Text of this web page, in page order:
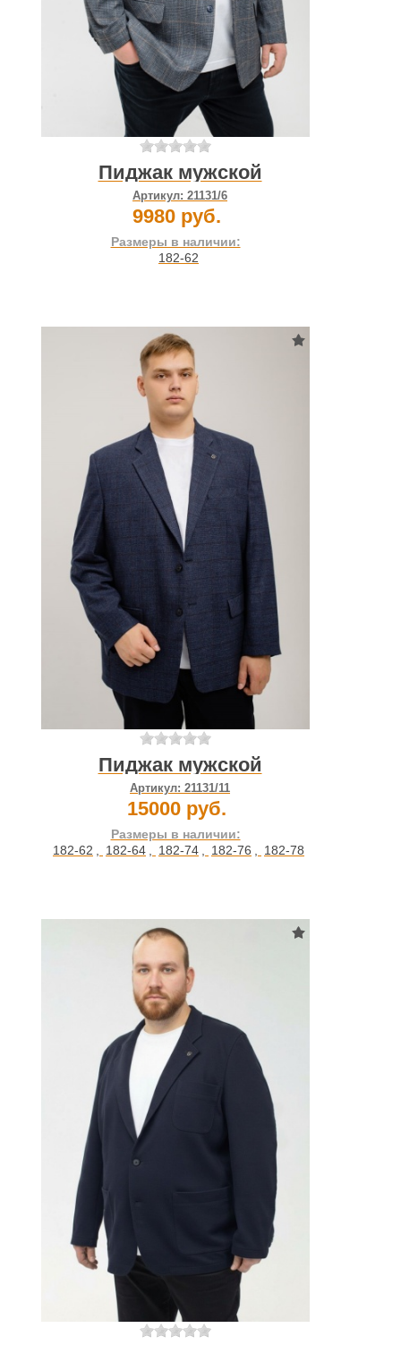
Пиджак мужской
Артикул: 21131/6
9980 руб.
Размеры в наличии:
182-62
Пиджак мужской
Артикул: 21131/11
15000 руб.
Размеры в наличии:
182-62 , 182-64 , 182-74 , 182-76 , 182-78